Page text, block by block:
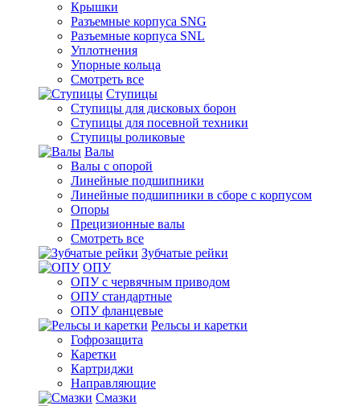
Крышки
Разъемные корпуса SNG
Разъемные корпуса SNL
Уплотнения
Упорные кольца
Смотреть все
Ступицы
Ступицы для дисковых борон
Ступицы для посевной техники
Ступицы роликовые
Валы
Валы с опорой
Линейные подшипники
Линейные подшипники в сборе с корпусом
Опоры
Прецизионные валы
Смотреть все
Зубчатые рейки
ОПУ
ОПУ с червячным приводом
ОПУ стандартные
ОПУ фланцевые
Рельсы и каретки
Гофрозащита
Каретки
Картриджи
Направляющие
Смазки